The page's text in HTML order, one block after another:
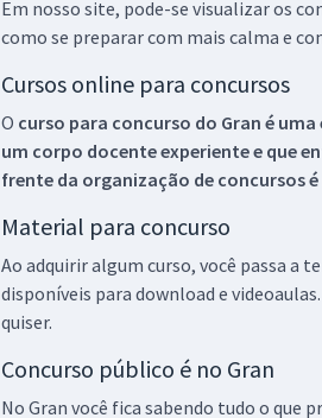
Em nosso site, pode-se visualizar os
como se preparar com mais calma e
Cursos online para concursos
O curso para concurso do Gran é
um corpo docente experiente e que
frente da organização de concursos
Material para concurso
Ao adquirir algum curso, você passa a
disponíveis para download e
quiser.
Concurso público é no Gran
No Gran você fica sabendo tudo o que